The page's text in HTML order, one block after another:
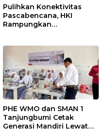
Pulihkan Konektivitas
Pascabencana, HKI
Rampungkan
PHE WMO dan SMAN 1
Tanjungbumi Cetak
Generasi Mandiri Lewat